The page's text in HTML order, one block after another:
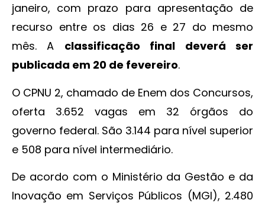
janeiro, com prazo para apresentação de
recurso entre os dias 26 e 27 do mesmo
mês. A classificação final deverá ser
publicada em 20 de fevereiro.
O CPNU 2, chamado de Enem dos Concursos,
oferta 3.652 vagas em 32 órgãos do
governo federal. São 3.144 para nível superior
e 508 para nível intermediário.
De acordo com o Ministério da Gestão e da
Inovação em Serviços Públicos (MGI), 2.480